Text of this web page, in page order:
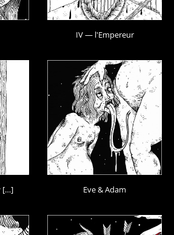
IV — l'Empereur
[…] Eve & Adam